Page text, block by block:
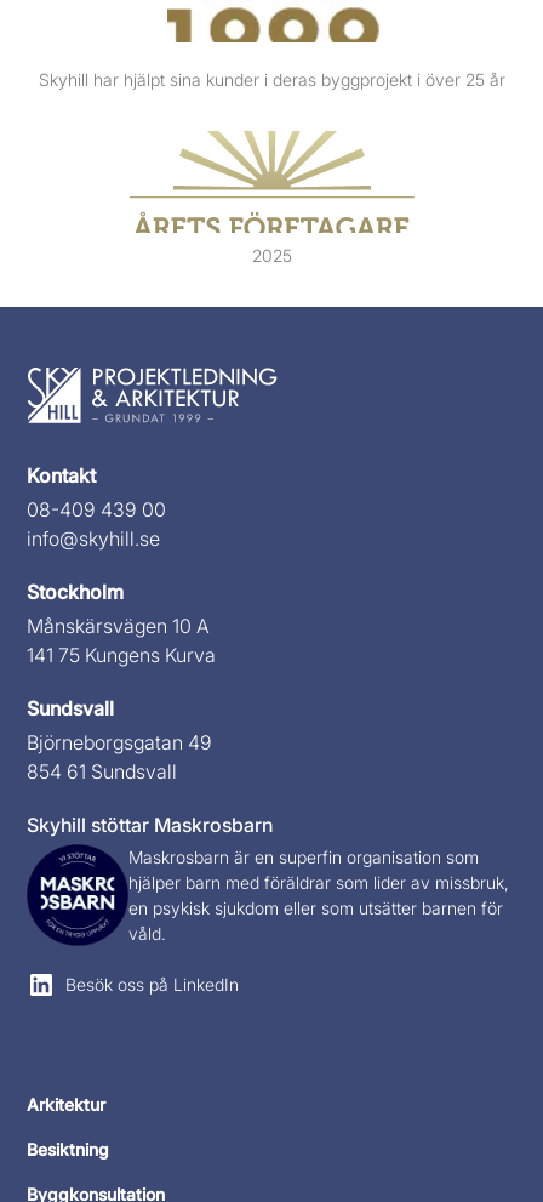
Skyhill har hjälpt sina kunder i deras byggprojekt i över 25 år
2025
Kontakt
08-409 439 00
info@skyhill.se
Stockholm
Månskärsvägen 10 A
141 75 Kungens Kurva
Sundsvall
Björneborgsgatan 49
854 61 Sundsvall
Skyhill stöttar Maskrosbarn
Maskrosbarn är en superfin organisation som
hjälper barn med föräldrar som lider av missbruk,
en psykisk sjukdom eller som utsätter barnen för
våld.
Besök oss på LinkedIn
Arkitektur
Besiktning
Byggkonsultation